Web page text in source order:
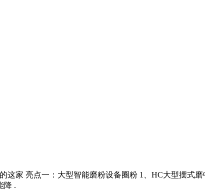
家 亮点一：大型智能磨粉设备圈粉 1、HC大型摆式
降 .